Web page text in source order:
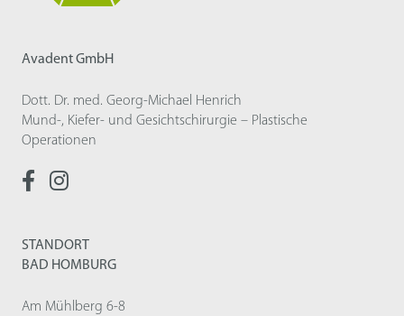
Avadent GmbH
Dott. Dr. med. Georg-Michael Henrich
Mund-, Kiefer- und Gesichtschirurgie – Plastische
Operationen
STANDORT
BAD HOMBURG
Am Mühlberg 6-8